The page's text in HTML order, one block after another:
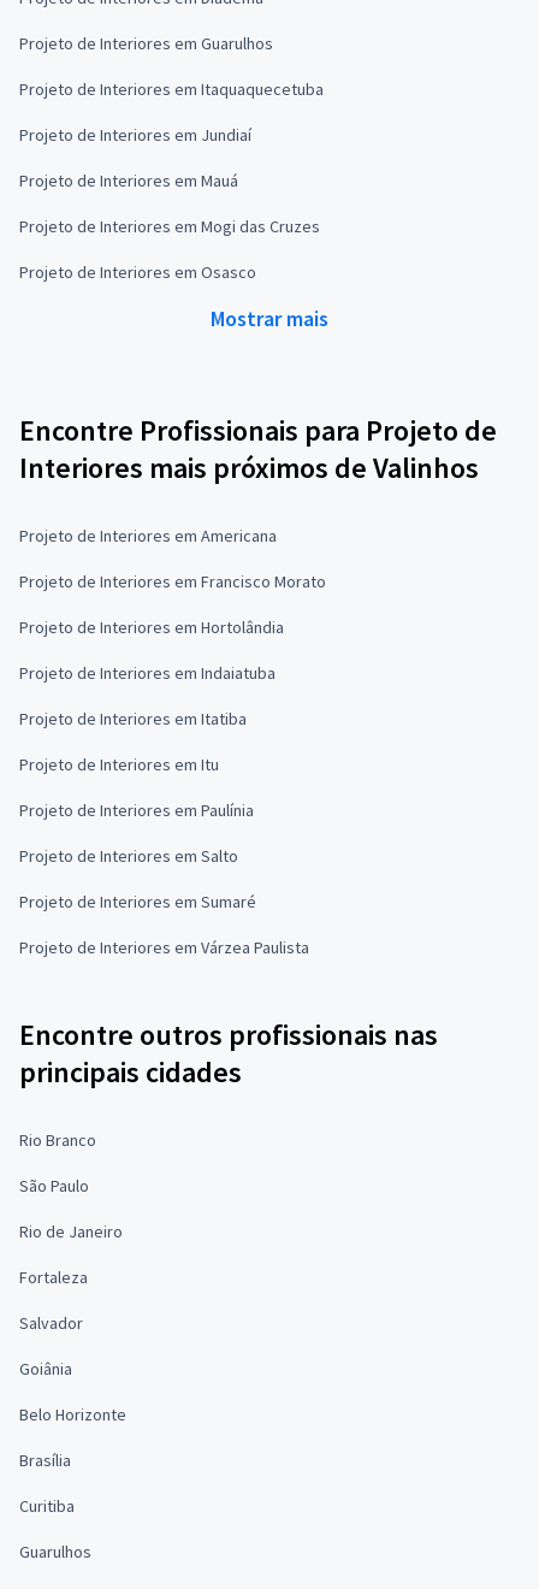
Projeto de Interiores em Guarulhos
Projeto de Interiores em Itaquaquecetuba
Projeto de Interiores em Jundiaí
Projeto de Interiores em Mauá
Projeto de Interiores em Mogi das Cruzes
Projeto de Interiores em Osasco
Mostrar mais
Encontre Profissionais para Projeto de
Interiores mais próximos de Valinhos
Projeto de Interiores em Americana
Projeto de Interiores em Francisco Morato
Projeto de Interiores em Hortolândia
Projeto de Interiores em Indaiatuba
Projeto de Interiores em Itatiba
Projeto de Interiores em Itu
Projeto de Interiores em Paulínia
Projeto de Interiores em Salto
Projeto de Interiores em Sumaré
Projeto de Interiores em Várzea Paulista
Encontre outros profissionais nas
principais cidades
Rio Branco
São Paulo
Rio de Janeiro
Fortaleza
Salvador
Goiânia
Belo Horizonte
Brasília
Curitiba
Guarulhos